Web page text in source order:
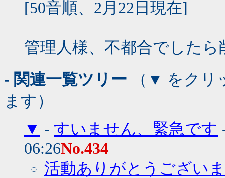
[50音順、2月22日現在]
管理人様、不都合でした
- 関連一覧ツリー （▼ をクリ
ます）
▼ - すいません、緊急です
06:26No.434
活動ありがとうござい